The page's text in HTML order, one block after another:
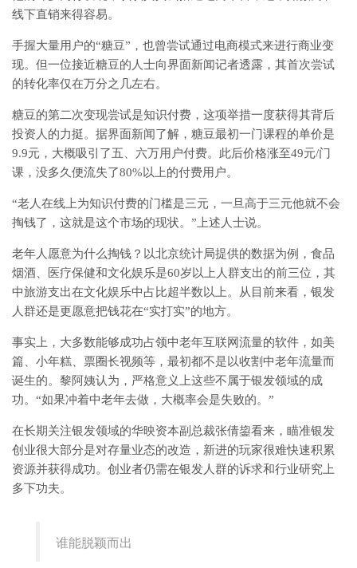
线下直销来得容易。
手握大量用户的“糖豆”，也曾尝试通过电商模式来进行商业变
现。但一位接近糖豆的人士向界面新闻记者透露，其首次尝试
的转化率仅在万分之几左右。
糖豆的第二次变现尝试是知识付费，这项举措一度获得其背后
投资人的力挺。据界面新闻了解，糖豆最初一门课程的单价是
9.9元，大概吸引了五、六万用户付费。此后价格涨至49元/门
课，没多久便流失了80%以上的付费用户。
“老人在线上为知识付费的门槛是三元，一旦高于三元他就不会
掏钱了，这就是这个市场的现状。”上述人士说。
老年人愿意为什么掏钱？以北京统计局提供的数据为例，食品
烟酒、医疗保健和文化娱乐是60岁以上人群支出的前三位，其
中旅游支出在文化娱乐中占比超半数以上。从目前来看，银发
人群还是更愿意把钱花在“实打实”的地方。
事实上，大多数能够成功占领中老年互联网流量的软件，如美
篇、小年糕、票圈长视频等，最初都不是以收割中老年流量而
诞生的。黎阿姨认为，严格意义上这些不属于银发领域的成
功。“如果冲着中老年去做，大概率会是失败的。”
在长期关注银发领域的华映资本副总裁张倩鋆看来，瞄准银发
创业很大部分是对存量业态的改造，新进的玩家很难快速积累
资源并获得成功。创业者仍需在银发人群的诉求和行业研究上
多下功夫。
谁能脱颖而出